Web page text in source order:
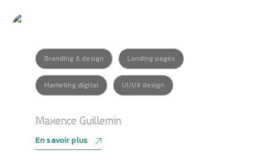
Branding & design Landing pages
Marketing digital UI/UX design
Maxence Guillemin
En savoir plus